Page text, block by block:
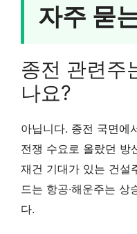
자주 묻
종전 관련주
나요?
아닙니다. 종전 국면에
전쟁 수요로 올랐던 방
재건 기대가 있는 건설
드는 항공·해운주는
다.